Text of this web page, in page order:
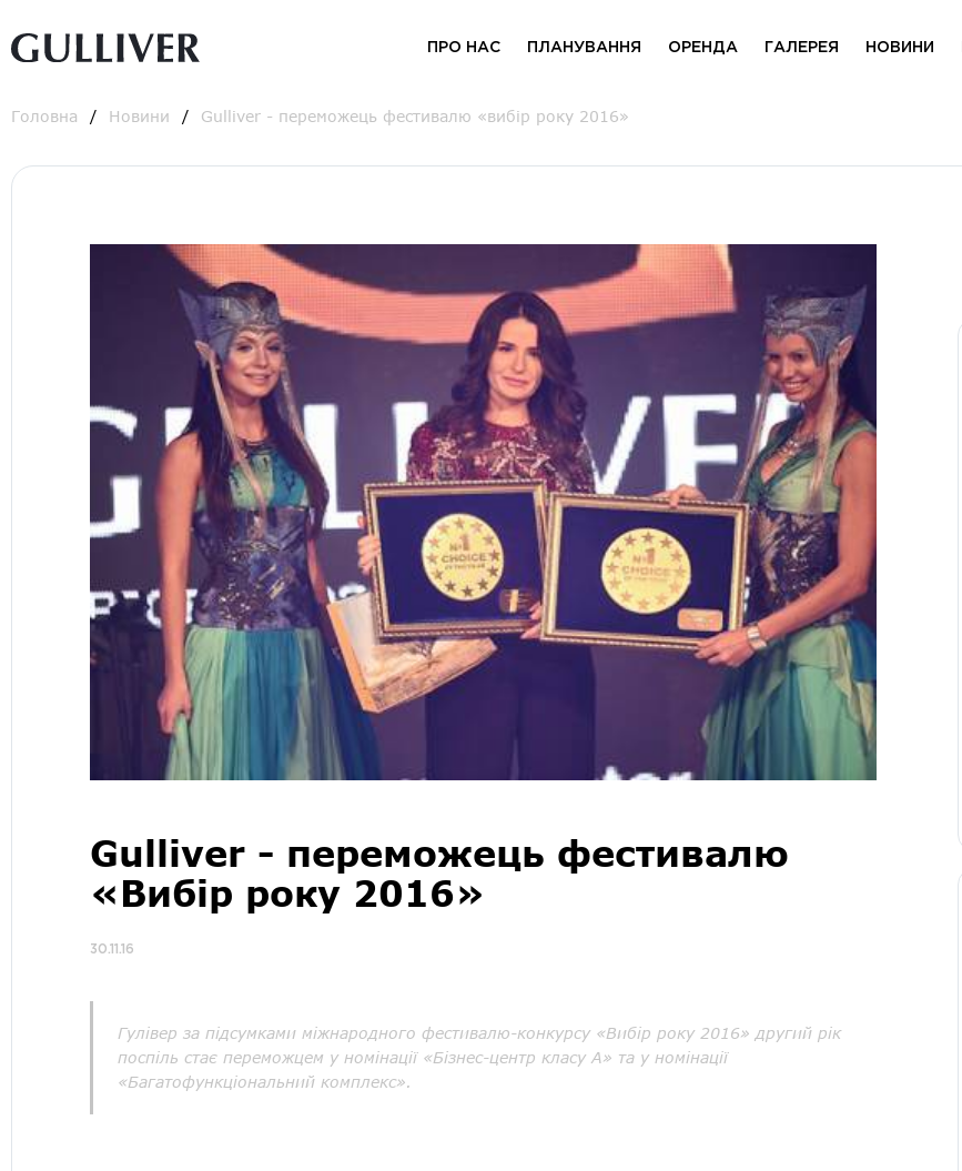
ПРО НАС ПЛАНУВАННЯ ОРЕНДА ГАЛЕРЕЯ НОВИНИ
Головна Новини Gulliver - переможець фестивалю «вибір року 2016»
Gulliver - переможець фестивалю
«Вибір року 2016»
30.11.16
Гулівер за підсумками міжнародного фестивалю-конкурсу «Вибір року 2016» другий рік
поспіль стає переможцем у номінації «Бізнес-центр класу А» та у номінації
«Багатофункціональний комплекс».